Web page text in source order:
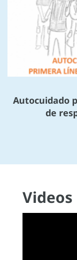
Autocuidado
de
Videos